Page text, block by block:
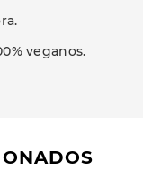
veganos.